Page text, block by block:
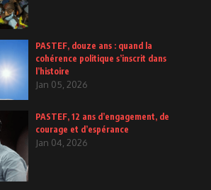
PASTEF, douze ans : quand la
cohérence politique s’inscrit dans
l’histoire
Jan 05, 2026
PASTEF, 12 ans d’engagement, de
courage et d’espérance
Jan 04, 2026